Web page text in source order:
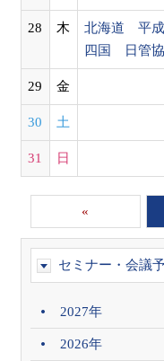
28 木
北海道 平成
四国 日管協
29 金
30 土
31 日
«
セミナー・会議
2027年
2026年